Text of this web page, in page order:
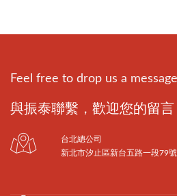
Feel free to drop us a
與振泰聯繫，歡迎您的留言
台北總公司
新北市汐止區新台五路一段79